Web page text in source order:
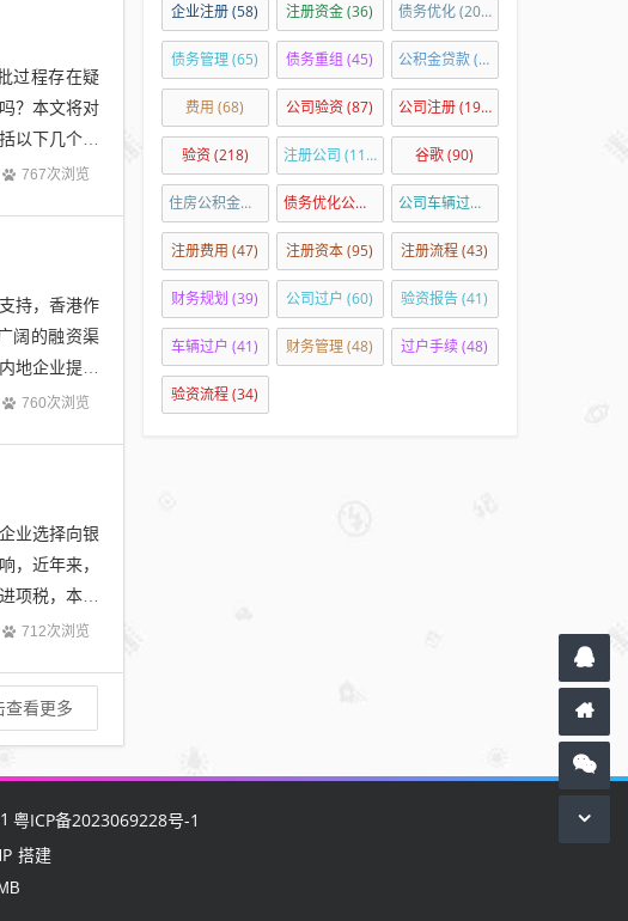
过程存在疑
？本文将对
以下几个步
767次浏览
持，香港作
阔的融资渠
地企业提供
760次浏览
业选择向银
，近年来，
项税，本文
712次浏览
查看更多
企业注册(58) 注册资金(36) 债务优化(205)
债务管理(65) 债务重组 (45) 公积金贷款(303)
费用 (68) 公司验资(87) 公司注册(197)
验资(218) 注册公司 (110) 谷歌(90)
住房公积金贷款 (35) 债务优化公司 (41) 公司车辆过户
注册费用 (47) 注册资本(95) 注册流程(43)
财务规划 (39) 公司过户 (60) 验资报告(41)
车辆过户 (41) 财务管理(48) 过户手续(48)
验资流程(34)
粤ICP备2023069228号-1
搭建